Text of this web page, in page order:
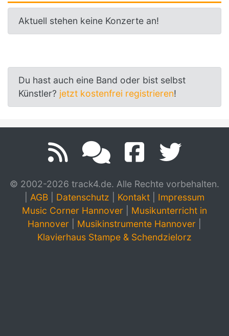
Aktuell stehen keine Konzerte an!
Du hast auch eine Band oder bist selbst
Künstler? jetzt kostenfrei registrieren!
© 2002-2026 track4.de. Alle Rechte vorbehalten.
AGB Datenschutz Kontakt
Impressum
Music Corner Hannover
Musikunterricht in
Hannover
Musikinstrumente Hannover
Klavierhaus Stampe & Schendzielorz